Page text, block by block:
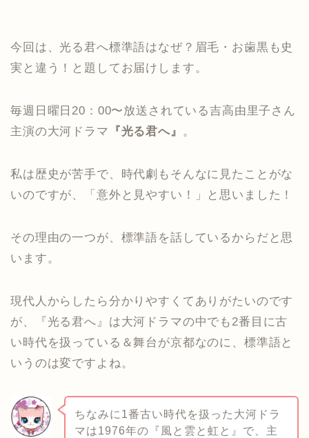
今回は、光る君へ標準語はなぜ？眉毛・お歯黒も史
実と違う！と題してお届けします。
毎週日曜日20：00〜放送されている吉高由里子さん
主演の大河ドラマ 『光る君へ』 。
私は歴史が苦手で、時代劇もそんなに見たことがな
いのですが、「意外と見やすい！」と思いました！
その理由の一つが、標準語を話しているからだと思
います。
現代人からしたら分かりやすくてありがたいのです
が、『光る君へ』は大河ドラマの中でも2番目に古
い時代を扱っている＆舞台が京都なのに、標準語と
いうのは変ですよね。
ちなみに1番古い時代を扱った大河ドラ
マは1976年の『風と雲と虹と』で、主